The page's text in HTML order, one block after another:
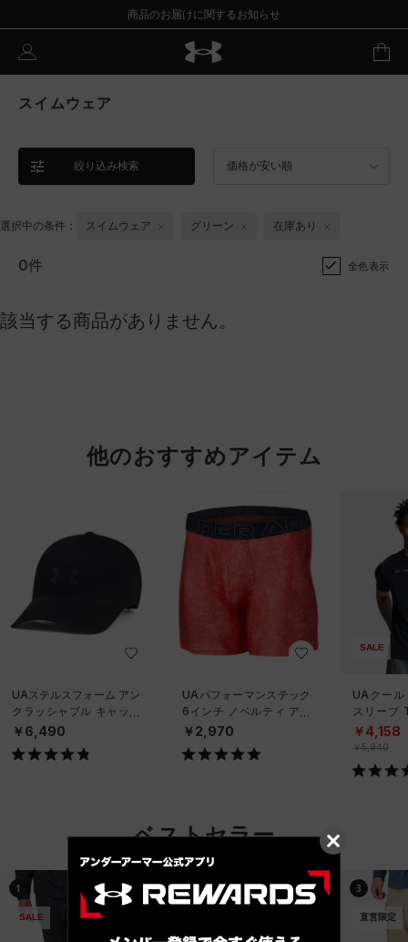
商品のお届けに関するお知らせ
スイムウェア
絞り込み検索 価格が安い順
選択中の条件： スイムウェア グリーン 在庫あり
0件 全色表示
該当する商品がありません。
他のおすすめアイテム
UAステルスフォーム アン
クラッシャブル キャップ
（ライフスタイル/UNISE
￥6,490
UAパフォーマンステック
6インチ ノベルティ アン
ダーウェア（トレーニン
グ/MEN）
￥2,970
SALE
UAクール
スリーブ
ーニング/
￥4,158
￥5,940
ベストセラー
1
SALE
2 3
直営限定